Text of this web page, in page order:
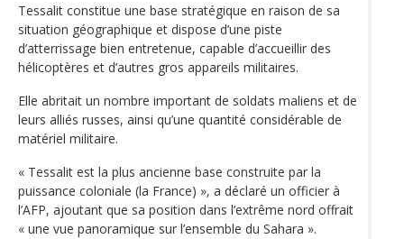
Tessalit constitue une base stratégique en raison de sa
situation géographique et dispose d’une piste
d’atterrissage bien entretenue, capable d’accueillir des
hélicoptères et d’autres gros appareils militaires.
Elle abritait un nombre important de soldats maliens et de
leurs alliés russes, ainsi qu’une quantité considérable de
matériel militaire.
« Tessalit est la plus ancienne base construite par la
puissance coloniale (la France) », a déclaré un officier à
l’AFP, ajoutant que sa position dans l’extrême nord offrait
« une vue panoramique sur l’ensemble du Sahara ».